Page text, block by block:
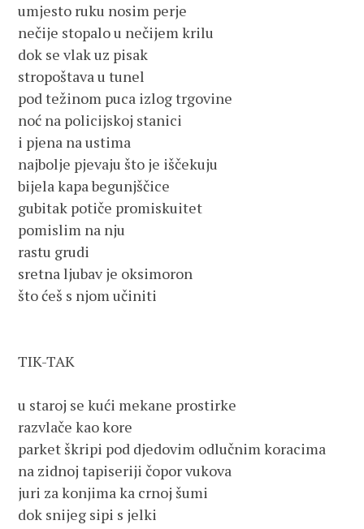
umjesto ruku nosim perje
nečije stopalo u nečijem krilu
dok se vlak uz pisak
stropoštava u tunel
pod težinom puca izlog trgovine
noć na policijskoj stanici
i pjena na ustima
najbolje pjevaju što je iščekuju
bijela kapa begunjščice
gubitak potiče promiskuitet
pomislim na nju
rastu grudi
sretna ljubav je oksimoron
što ćeš s njom učiniti
TIK-TAK
u staroj se kući mekane prostirke
razvlače kao kore
parket škripi pod djedovim odlučnim koracima
na zidnoj tapiseriji čopor vukova
juri za konjima ka crnoj šumi
dok snijeg sipi s jelki